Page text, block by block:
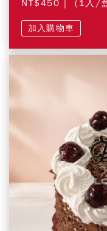
NT$450 | (1入/
加入購物車